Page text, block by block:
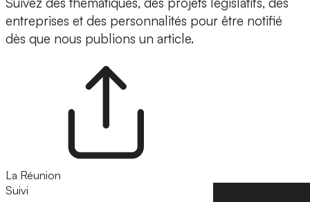
entreprises et des personnalités pour être notifié
dès que nous publions un article.
La Réunion
Suivi